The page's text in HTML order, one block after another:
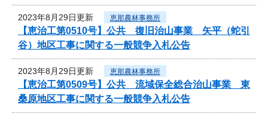
2023年8月29日更新 恵那農林事務所
【恵治工第0510号】公共 復旧治山事業 矢平（蛇引
谷）地区工事に関する一般競争入札公告
2023年8月29日更新 恵那農林事務所
【恵治工第0509号】公共 流域保全総合治山事業 東
桑原地区工事に関する一般競争入札公告